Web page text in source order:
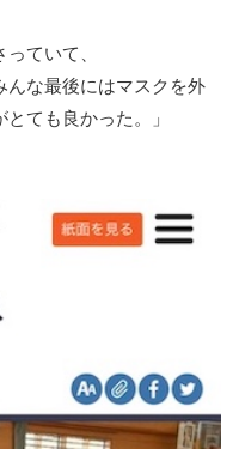
ていて、
んな最後にはマスクを外
ても良かった。」